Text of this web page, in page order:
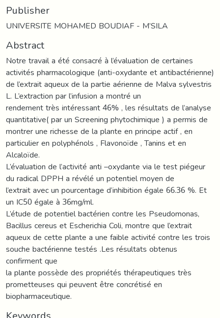
Publisher
UNIVERSITE MOHAMED BOUDIAF - M’SILA
Abstract
Notre travail a été consacré à l’évaluation de certaines
activités pharmacologique (anti-oxydante et antibactérienne)
de l’extrait aqueux de la partie aérienne de Malva sylvestris
L. L’extraction par l’infusion a montré un
rendement très intéressant 46% , les résultats de l’analyse
quantitative( par un Screening phytochimique ) a permis de
montrer une richesse de la plante en principe actif , en
particulier en polyphénols , Flavonoïde , Tanins et en
Alcaloïde.
L’évaluation de l’activité anti –oxydante via le test piégeur
du radical DPPH a révélé un potentiel moyen de
l’extrait avec un pourcentage d’inhibition égale 66.36 %. Et
un IC50 égale à 36mg/ml.
L’étude de potentiel bactérien contre les Pseudomonas,
Bacillus cereus et Escherichia Coli, montre que l’extrait
aqueux de cette plante a une faible activité contre les trois
souche bactérienne testés .Les résultats obtenus
confirment que
la plante possède des propriétés thérapeutiques très
prometteuses qui peuvent être concrétisé en
biopharmaceutique.